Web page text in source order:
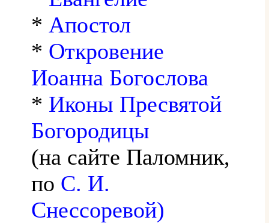
* Апостол
* Откровение
Иоанна Богослова
* Иконы Пресвятой
Богородицы
(на сайте Паломник,
по С. И.
Снессоревой)